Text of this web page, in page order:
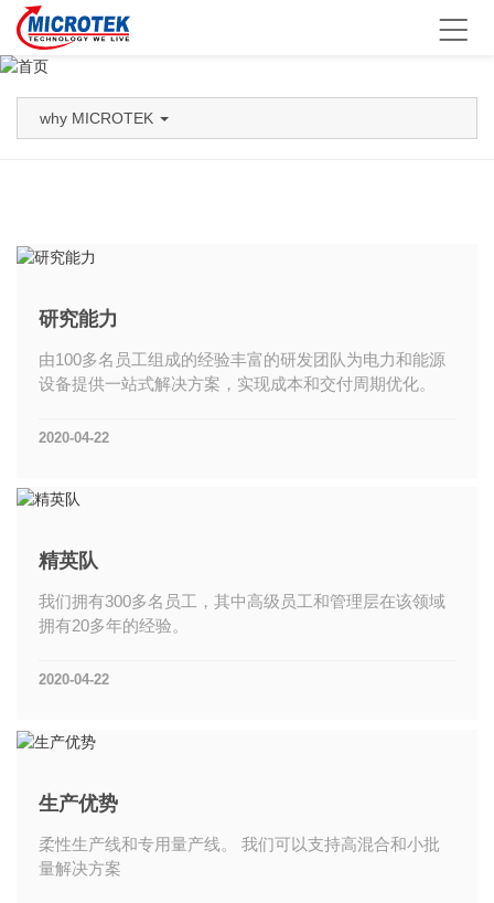
why MICROTEK
研究能力
由100多名员工组成的经验丰富的研发团队为电力和能源
设备提供一站式解决方案，实现成本和交付周期优化。
2020-04-22
精英队
我们拥有300多名员工，其中高级员工和管理层在该领域
拥有20多年的经验。
2020-04-22
生产优势
柔性生产线和专用量产线。 我们可以支持高混合和小批
量解决方案